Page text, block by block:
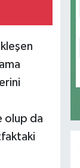
olup da